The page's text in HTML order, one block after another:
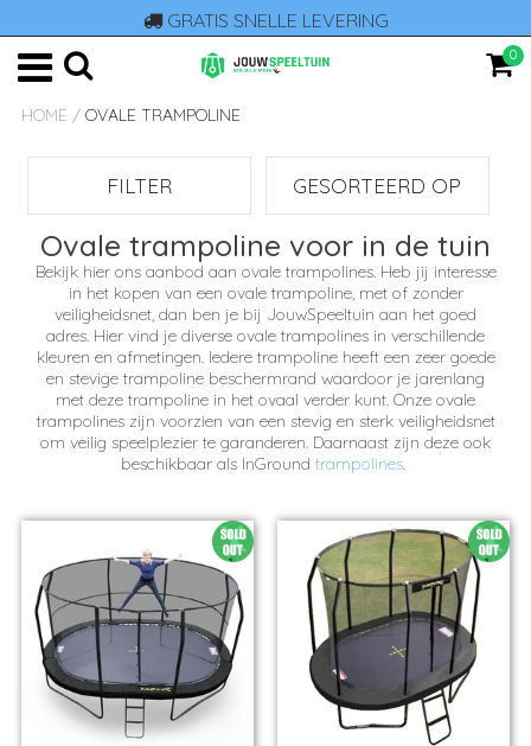
GRATIS SNELLE LEVERING
0
HOME / OVALE TRAMPOLINE
FILTER GESORTEERD OP
Ovale trampoline voor in de tuin
Bekijk hier ons aanbod aan ovale trampolines. Heb jij interesse
in het kopen van een ovale trampoline, met of zonder
veiligheidsnet, dan ben je bij JouwSpeeltuin aan het goed
adres. Hier vind je diverse ovale trampolines in verschillende
kleuren en afmetingen. Iedere trampoline heeft een zeer goede
en stevige trampoline beschermrand waardoor je jarenlang
met deze trampoline in het ovaal verder kunt. Onze ovale
trampolines zijn voorzien van een stevig en sterk veiligheidsnet
om veilig speelplezier te garanderen. Daarnaast zijn deze ook
beschikbaar als InGround trampolines.